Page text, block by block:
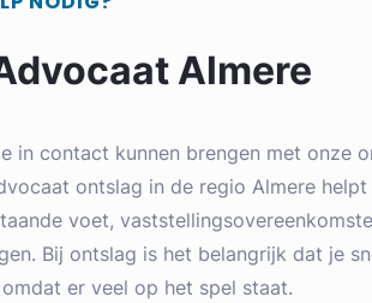
Almere
in contact kunnen brengen met onze
ontslag in de regio Almere
voet,
Bij ontslag is het belangrijk dat je
er veel op het spel staat.